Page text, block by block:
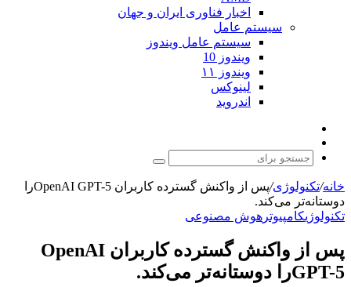
اخبار فناوری ایران و جهان
سیستم عامل
سیستم عامل ویندوز
ویندوز 10
ویندوز ۱۱
لینوکس
اندروید
پوسته
جستجو
برای
خانه/تکنولوژی/
پس از واکنش گسترده کاربران OpenAI GPT-5را
دوستانه‌تر می‌کند.
تکنولوژیکامپیوتر هوش مصنوعی
پس از واکنش گسترده کاربران OpenAI
GPT-5را دوستانه‌تر می‌کند.